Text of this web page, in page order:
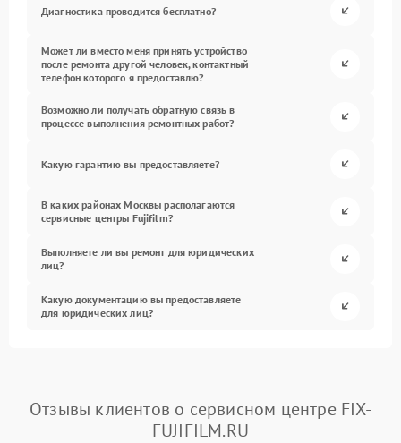
Диагностика проводится бесплатно?
Может ли вместо меня принять устройство
после ремонта другой человек, контактный
телефон которого я предоставлю?
Возможно ли получать обратную связь в
процессе выполнения ремонтных работ?
Какую гарантию вы предоставляете?
В каких районах Москвы располагаются
сервисные центры Fujifilm?
Выполняете ли вы ремонт для юридических
лиц?
Какую документацию вы предоставляете
для юридических лиц?
Отзывы клиентов о сервисном центре FIX-
FUJIFILM.RU